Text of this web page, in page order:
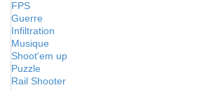
FPS
Guerre
Infiltration
Musique
Shoot'em up
Puzzle
Rail Shooter